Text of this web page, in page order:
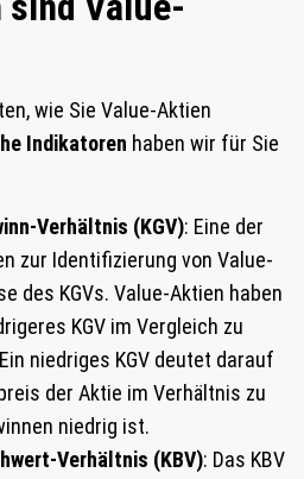
wie Sie Value-Aktien
Indikatoren haben wir für Sie
Verhältnis (KGV): Eine der
zur Identifizierung von Value-
des KGVs. Value-Aktien haben
KGV im Vergleich zu
niedriges KGV deutet darauf
der Aktie im Verhältnis zu
niedrig ist.
Verhältnis (KBV): Das KBV